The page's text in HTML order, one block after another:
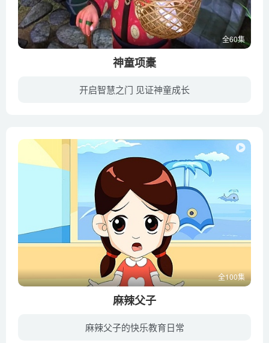
全60集
神童项橐
开启智慧之门 见证神童成长
全100集
麻辣父子
麻辣父子的快乐教育日常